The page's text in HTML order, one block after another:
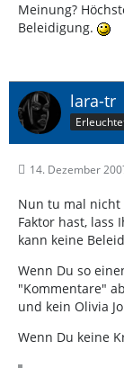
Meinung?
Beleidigung.
lara-tr
14. Dezember
Nun tu mal nicht
Faktor hast, lass
kann keine
Wenn Du so
"Kommentare"
und kein Olivia
Wenn Du keine